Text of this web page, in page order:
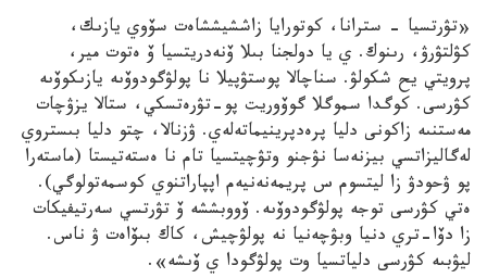
«تۋرتسيا – سترانا، كوتورايا زاششيششاەت سۆوي يازىك،
كۋلتۋرۋ، رىنوك. ي يا دولجنا بىلا ۆنەدريتسيا ۆ ەتوت مير،
پرويتي يح شكولۋ. سناچالا پوستۋپيلا نا پولۋگودوۆىە يازىكوۆىە
كۋرسى. كوگدا سموگلا گوۆوريت پو-تۋرەتسكي، ستالا يزۋچات
مەستنىە زاكونى دليا پرەدپرينيماتەلەي. ۋزنالا، چتو دليا بىستروي
لەگاليزاتسي بيزنەسا نۋجنو وتۋچيتسيا تام نا ەستەتيستا (ماستەرا
پو ۋحودۋ زا ليتسوم س پريمەنەنيەم اپپاراتنوي كوسمەتولوگي).
ەتي كۋرسى توجە پولۋگودوۆىە. ۆووبششە ۆ تۋرتسي سەرتيفيكات
زا دۆا-تري دنيا وبۋچەنيا نە پولۋچيش، كاك بىۆاەت ۋ ناس.
ليۋبىە كۋرسى دلياتسيا وت پولۋگودا ي ۆىشە».